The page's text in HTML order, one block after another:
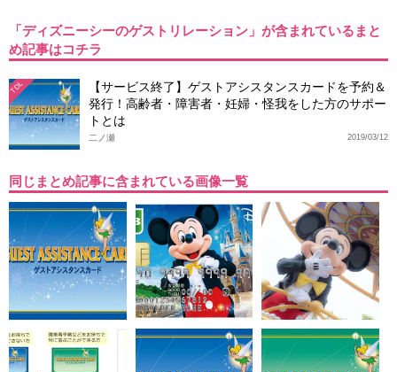
「ディズニーシーのゲストリレーション」が含まれているまと
め記事はコチラ
TDL
【サービス終了】ゲストアシスタンスカードを予約＆
発行！高齢者・障害者・妊婦・怪我をした方のサポー
トとは
2019/03/12
二ノ瀬
同じまとめ記事に含まれている画像一覧